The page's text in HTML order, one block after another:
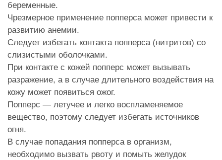
беременные.
Чрезмерное применение попперса может привести к
развитию анемии.
Следует избегать контакта попперса (нитритов) со
слизистыми оболочками.
При контакте с кожей попперс может вызывать
разражение, а в случае длительного воздействия на
кожу может появиться ожог.
Попперс — летучее и легко воспламеняемое
вещество, поэтому следует избегать источников
огня.
В случае попадания попперса в организм,
необходимо вызвать рвоту и помыть желудок